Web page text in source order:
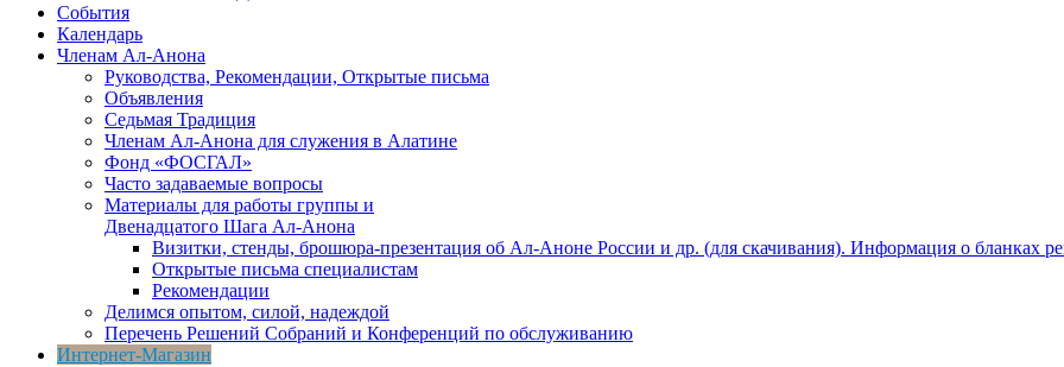
События
Календарь
Членам Ал-Анона
Руководства, Рекомендации, Открытые письма
Объявления
Седьмая Традиция
Членам Ал-Анона для служения в Алатине
Фонд «ФОСГАЛ»
Часто задаваемые вопросы
Материалы для работы группы и
Двенадцатого Шага Ал-Анона
Визитки, стенды, брошюра-презентация об Ал-Аноне России и др. (для скачивания). Информация о бланках
Открытые письма специалистам
Рекомендации
Делимся опытом, силой, надеждой
Перечень Решений Собраний и Конференций по обслуживанию
Интернет-Магазин